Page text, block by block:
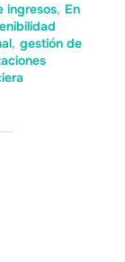
ingresos, En
, gestión de